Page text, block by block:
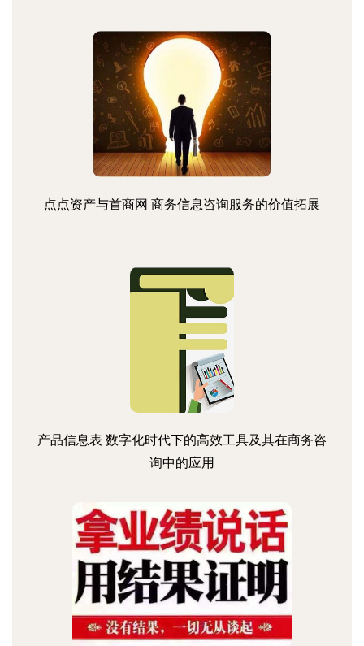
点点资产与首商网 商务信息咨询服务的价值拓展
产品信息表 数字化时代下的高效工具及其在商务咨
询中的应用